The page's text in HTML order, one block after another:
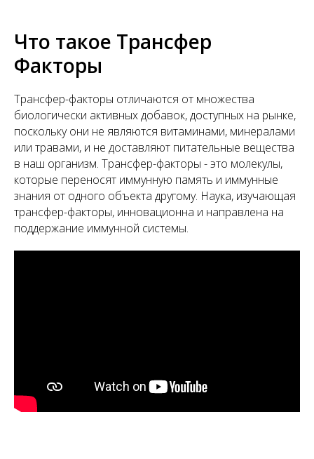
Что такое Трансфер
Факторы
Трансфер-факторы отличаются от множества
биологически активных добавок, доступных на рынке,
поскольку они не являются витаминами, минералами
или травами, и не доставляют питательные вещества
в наш организм. Трансфер-факторы - это молекулы,
которые переносят иммунную память и иммунные
знания от одного объекта другому. Наука, изучающая
трансфер-факторы, инновационна и направлена на
поддержание иммунной системы.